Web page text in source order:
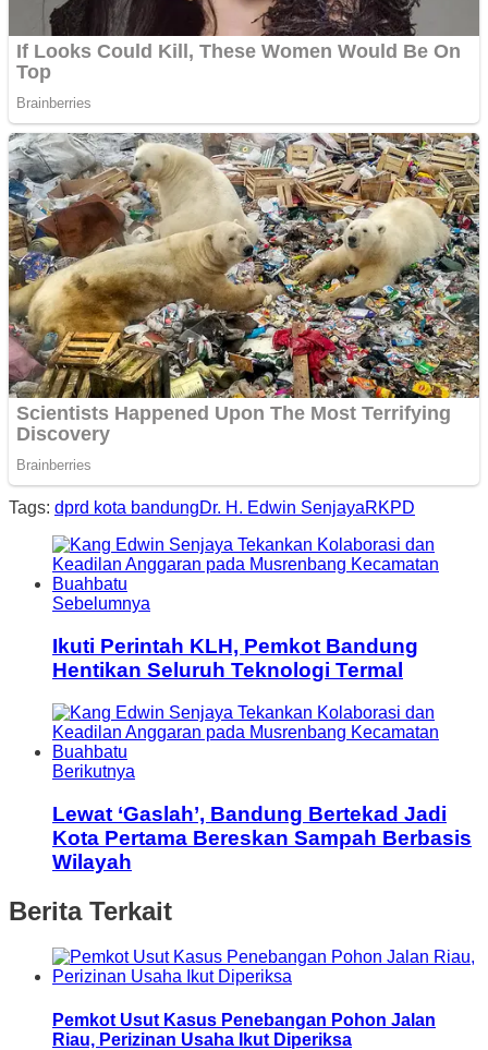
Tags: dprd kota bandungDr. H. Edwin SenjayaRKPD
Sebelumnya
Ikuti Perintah KLH, Pemkot Bandung
Hentikan Seluruh Teknologi Termal
Berikutnya
Lewat ‘Gaslah’, Bandung Bertekad Jadi
Kota Pertama Bereskan Sampah Berbasis
Wilayah
Berita Terkait
Pemkot Usut Kasus Penebangan Pohon Jalan
Riau, Perizinan Usaha Ikut Diperiksa